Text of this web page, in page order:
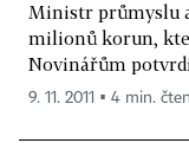
Ministr průmyslu
milionů korun,
Novinářům
9. 11. 2011 ▪ 4 min.